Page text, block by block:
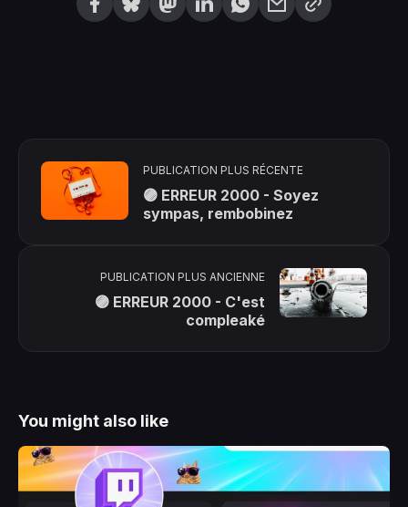
PUBLICATION PLUS RÉCENTE
🟣 ERREUR 2000 - Soyez
sympas, rembobinez
PUBLICATION PLUS ANCIENNE
🟣 ERREUR 2000 - C'est
compleaké
You might also like